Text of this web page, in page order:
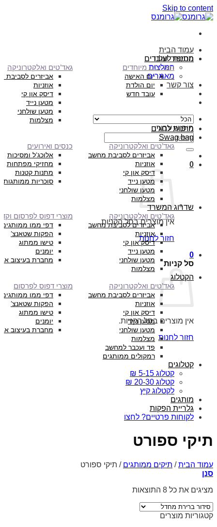
Skip to content
עמוד הבית
הסיפור שלנו
המלצות
מאמרים
צור קשר
חיפוש עבור:
0
אין מוצרים בסל הקניות.
חזור לחנות
0
סל קניות
אין מוצרים בסל הקניות.
חזור לחנות
מתנות לעובדים
תאריכים מיוחדים
יום האישה
יום הולדת
עובד חדש
גאד’טים ואלקטרוניקה
אביזרים לסביבת
אוזניות
דיסק און קי
מטען נייד
מטען שולחני
מצלמות
מתנות לחגים
Swag bag
גאד’טים ואלקטרוניקה
אביזרים לסביבת מחשב
אוזניות
דיסק און קי
מטען נייד
מטען שולחני
מצלמות
כנסים ואירועים
אלוכג’ל ומסיכות
מחזיקי מפתחות
מתנות קטנות
סוכריות ממותגות
שדרוג המשרד
גאד’טים ואלקטרוניקה
אביזרים לסביבת מחשב
אוזניות
דיסק און קי
מטען נייד
מטען שולחני
מצלמות
מוצרי דפוס לפרסום
דפי ממו ממותגים
הפקות שטאנצ’
טישו ממתוג
יומנים
מחברת בעיצוב
הקטלוג
גאד’טים ואלקטרוניקה
אביזרים לסביבת מחשב
אוזניות
דיסק און קי
מטען נייד
מטען שולחני
מצלמות
פד ועכבר למחשב
רמקולים ממותגים
מוצרי דפוס לפרסום
דפי ממו ממותגים
הפקות שטאנצ’
טישו ממתוג
יומנים
מחברת בעיצוב
קטלוגים
קטלוג 5-15 ₪
קטלוג 20-30 ₪
לקטלוג קיץ
מותגים
גלריית הפקות
לקוחות פרטיים? לחצו
תיקי ספורט
עמוד הבית / תיקים ממותגים / תיקי ספורט
סנן
מציגים את כל ⁦8⁩ התוצאות
קטגוריות מוצרים